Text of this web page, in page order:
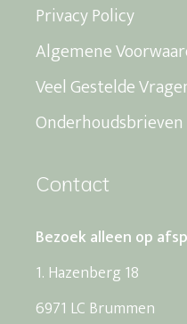
Privacy Policy
Algemene
Veel Gestelde
Onderhoudsbrieven
Contact
Bezoek alleen op
1. Hazenberg 18
6971 LC Brummen